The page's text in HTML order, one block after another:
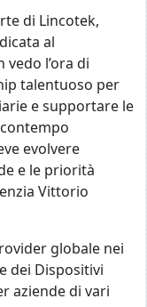
di Lincotek,
al
vedo l’ora di
talentuoso per
e supportare le
evolvere
e le priorità
Vittorio
globale nei
dei Dispositivi
aziende di vari